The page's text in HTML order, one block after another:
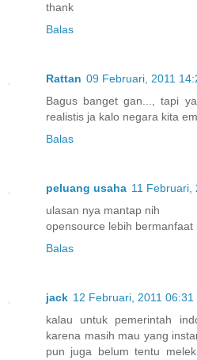
thank
Balas
Rattan 09 Februari, 2011
Bagus banget gan..., tapi
realistis ja kalo negara kita
Balas
peluang usaha 11 Februari,
ulasan nya mantap nih
opensource lebih bermanfaat
Balas
jack 12 Februari, 2011 06:31
kalau untuk pemerintah
karena masih mau yang
pun juga belum tentu